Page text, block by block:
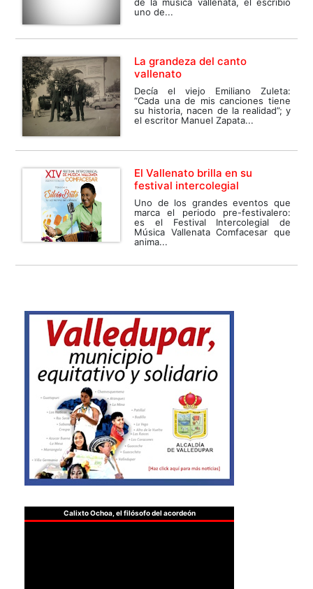
de la música vallenata, él escribió
uno de...
La grandeza del canto
vallenato
Decía el viejo Emiliano Zuleta:
“Cada una de mis canciones tiene
su historia, nacen de la realidad”; y
el escritor Manuel Zapata...
El Vallenato brilla en su
festival intercolegial
Uno de los grandes eventos que
marca el periodo pre-festivalero:
es el Festival Intercolegial de
Música Vallenata Comfacesar que
anima...
Calixto Ochoa, el filósofo del acordeón